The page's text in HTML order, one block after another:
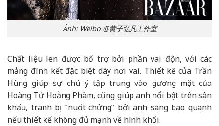
Ảnh: Weibo @黄子弘凡工作室
Chất liệu len được bổ trợ bởi phần vai độn, với các
mảng đính kết đặc biệt dày nơi vai. Thiết kế của Trần
Hùng giúp sự chú ý tập trung vào gương mặt của
Hoàng Tử Hoằng Phàm, cũng giúp anh nổi bật trên sân
khấu, tránh bị “nuốt chửng” bởi ánh sáng bao quanh
nếu thiết kế không đủ mạnh về hình khối.